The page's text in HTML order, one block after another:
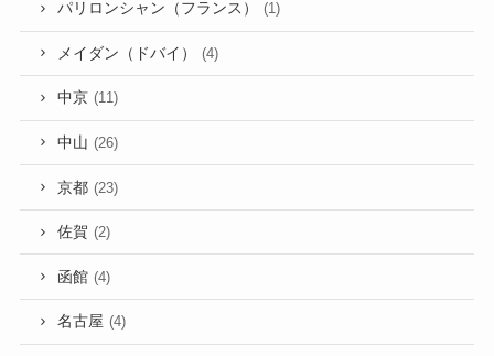
パリロンシャン（フランス） (1)
メイダン（ドバイ） (4)
中京 (11)
中山 (26)
京都 (23)
佐賀 (2)
函館 (4)
名古屋 (4)